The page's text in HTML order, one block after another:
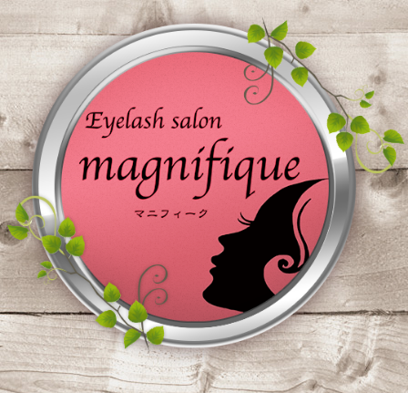
コ
ン
テ
ン
ツ
へ
ス
キ
ッ
プ